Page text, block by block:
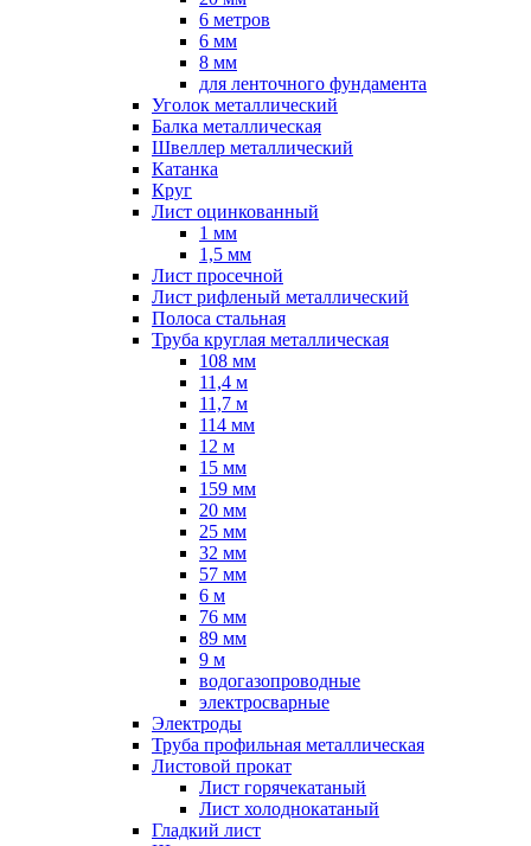
6 метров
6 мм
8 мм
для ленточного фундамента
Уголок металлический
Балка металлическая
Швеллер металлический
Катанка
Круг
Лист оцинкованный
1 мм
1,5 мм
Лист просечной
Лист рифленый металлический
Полоса стальная
Труба круглая металлическая
108 мм
11,4 м
11,7 м
114 мм
12 м
15 мм
159 мм
20 мм
25 мм
32 мм
57 мм
6 м
76 мм
89 мм
9 м
водогазопроводные
электросварные
Электроды
Труба профильная металлическая
Листовой прокат
Лист горячекатаный
Лист холоднокатаный
Гладкий лист